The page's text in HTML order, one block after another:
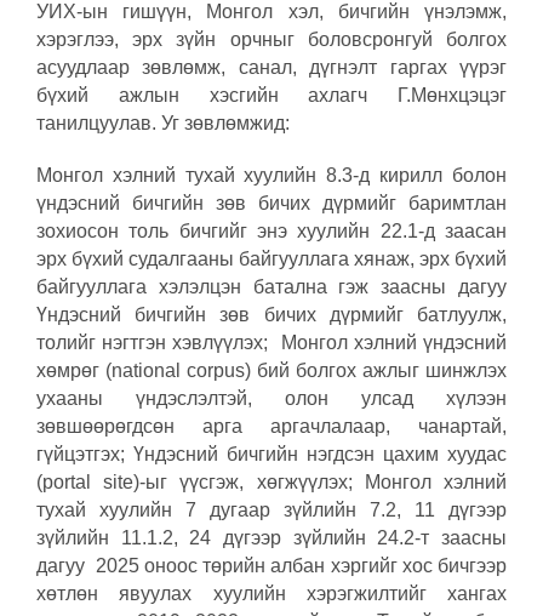
УИХ-ын гишүүн, Монгол хэл, бичгийн үнэлэмж,
хэрэглээ, эрх зүйн орчныг боловсронгуй болгох
асуудлаар зөвлөмж, санал, дүгнэлт гаргах үүрэг
бүхий ажлын хэсгийн ахлагч Г.Мөнхцэцэг
танилцуулав. Уг зөвлөмжид:
Монгол хэлний тухай хуулийн 8.3-д кирилл болон
үндэсний бичгийн зөв бичих дүрмийг баримтлан
зохиосон толь бичгийг энэ хуулийн 22.1-д заасан
эрх бүхий судалгааны байгууллага хянаж, эрх бүхий
байгууллага хэлэлцэн батална гэж заасны дагуу
Үндэсний бичгийн зөв бичих дүрмийг батлуулж,
толийг нэгтгэн хэвлүүлэх; Монгол хэлний үндэсний
хөмрөг (national сorpus) бий болгох ажлыг шинжлэх
ухааны үндэслэлтэй, олон улсад хүлээн
зөвшөөрөгдсөн арга аргачлалаар, чанартай,
гүйцэтгэх; Үндэсний бичгийн нэгдсэн цахим хуудас
(portal site)-ыг үүсгэж, хөгжүүлэх; Монгол хэлний
тухай хуулийн 7 дугаар зүйлийн 7.2, 11 дүгээр
зүйлийн 11.1.2, 24 дүгээр зүйлийн 24.2-т заасны
дагуу 2025 оноос төрийн албан хэргийг хос бичгээр
хөтлөн явуулах хуулийн хэрэгжилтийг хангах